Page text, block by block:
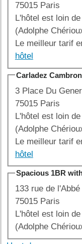
75015 Paris
L'hôtel est loin
(Adolphe
Le meilleur tarif
hôtel
Carladez
3 Place Du
75015 Paris
L'hôtel est loin
(Adolphe
Le meilleur tarif
hôtel
Spacious 1BR
133 rue de
75015 Paris
L'hôtel est loin
(Adolphe